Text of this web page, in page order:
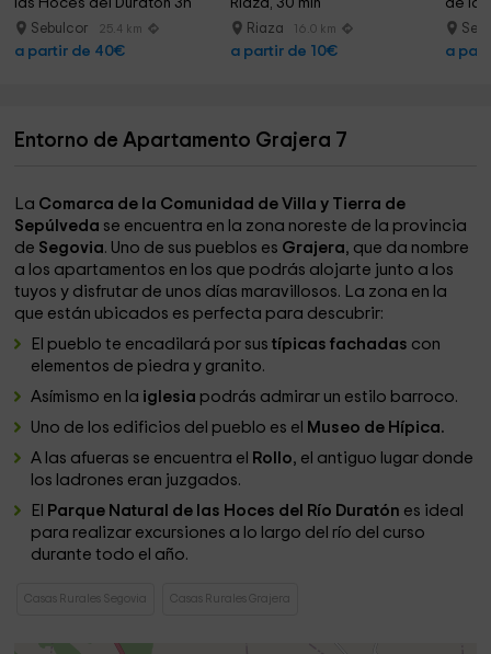
las Hoces del Duratón 3h
Sebulcor 25.4 km
a partir de 40€
Riaza, 30 min
Riaza 16.0 km
a partir de 10€
de
a
Entorno de Apartamento Grajera 7
La Comarca de la Comunidad de Villa y Tierra de
Sepúlveda se encuentra en la zona noreste de la provincia
de Segovia. Uno de sus pueblos es Grajera, que da nombre
a los apartamentos en los que podrás alojarte junto a los
tuyos y disfrutar de unos días maravillosos. La zona en la
que están ubicados es perfecta para descubrir:
El pueblo te encadilará por sustípicas fachadas con
elementos de piedra y granito.
Asímismo en la iglesia podrás admirar un estilo barroco.
Uno de los edificios del pueblo es el
Museo de Hípica.
A las afueras se encuentra el
Rollo, el antiguo lugar donde
los ladrones eran juzgados.
El
Parque Natural de las Hoces del Río Duratón es ideal
para realizar excursiones a lo largo del río del curso
durante todo el año.
Casas Rurales Segovia Casas Rurales Grajera